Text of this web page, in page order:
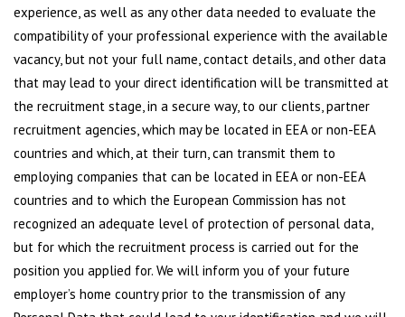
experience, as well as any other data needed to evaluate the
compatibility of your professional experience with the available
vacancy, but not your full name, contact details, and other data
that may lead to your direct identification will be transmitted at
the recruitment stage, in a secure way, to our clients, partner
recruitment agencies, which may be located in EEA or non-EEA
countries and which, at their turn, can transmit them to
employing companies that can be located in EEA or non-EEA
countries and to which the European Commission has not
recognized an adequate level of protection of personal data,
but for which the recruitment process is carried out for the
position you applied for. We will inform you of your future
employer’s home country prior to the transmission of any